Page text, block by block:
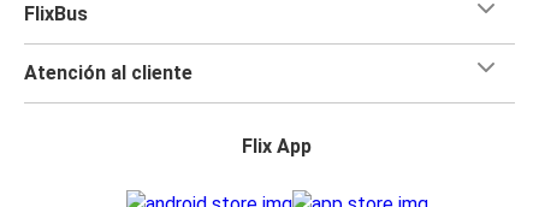
FlixBus
Atención al cliente
Flix App